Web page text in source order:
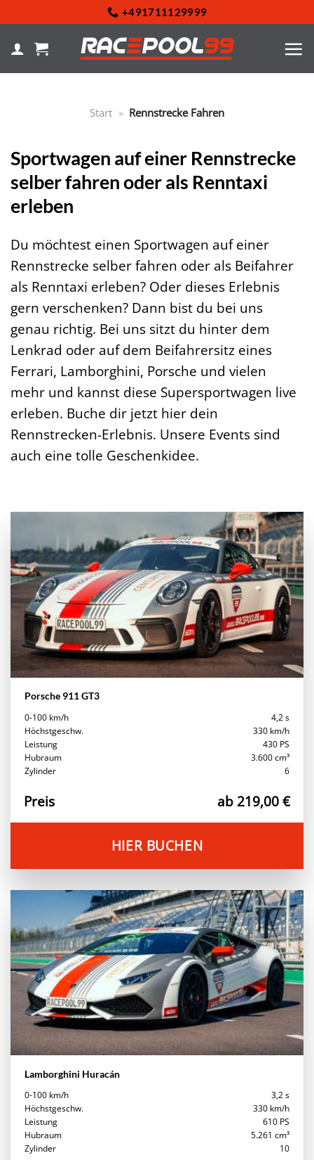
springen
+491711129999
Start » Rennstrecke Fahren
Sportwagen auf einer Rennstrecke
selber fahren oder als Renntaxi
erleben
Du möchtest einen Sportwagen auf einer
Rennstrecke selber fahren oder als Beifahrer
als Renntaxi erleben? Oder dieses Erlebnis
gern verschenken? Dann bist du bei uns
genau richtig. Bei uns sitzt du hinter dem
Lenkrad oder auf dem Beifahrersitz eines
Ferrari, Lamborghini, Porsche und vielen
mehr und kannst diese Supersportwagen live
erleben. Buche dir jetzt hier dein
Rennstrecken-Erlebnis. Unsere Events sind
auch eine tolle Geschenkidee.
Porsche 911 GT3
0-100 km/h
Höchstgeschw.
Leistung
Hubraum
Zylinder
4,2 s
330 km/h
430 PS
3.600 cm³
6
Preis ab 219,00 €
HIER BUCHEN
Lamborghini Huracán
0-100 km/h
Höchstgeschw.
Leistung
Hubraum
Zylinder
3,2 s
330 km/h
610 PS
5.261 cm³
10